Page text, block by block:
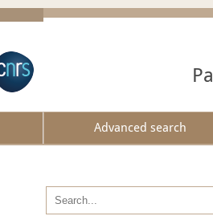
Advanced search